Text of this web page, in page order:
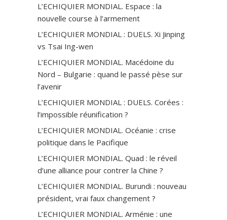
L’ECHIQUIER MONDIAL. Espace : la
nouvelle course à l’armement
L’ECHIQUIER MONDIAL : DUELS. Xi Jinping
vs Tsai Ing-wen
L’ECHIQUIER MONDIAL. Macédoine du
Nord – Bulgarie : quand le passé pèse sur
l’avenir
L’ECHIQUIER MONDIAL : DUELS. Corées :
l’impossible réunification ?
L’ECHIQUIER MONDIAL. Océanie : crise
politique dans le Pacifique
L’ECHIQUIER MONDIAL. Quad : le réveil
d’une alliance pour contrer la Chine ?
L’ECHIQUIER MONDIAL. Burundi : nouveau
président, vrai faux changement ?
L’ECHIQUIER MONDIAL. Arménie : une